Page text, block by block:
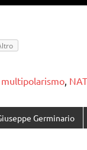
multipolarismo,
Germinario